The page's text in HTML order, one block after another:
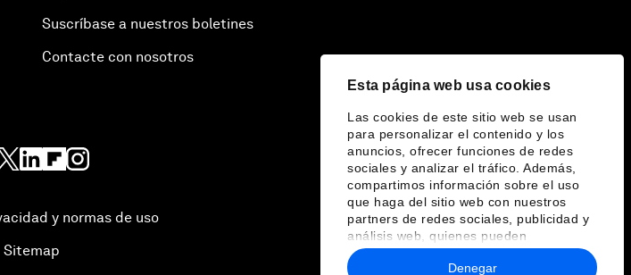
Esta página web usa cookies
Las cookies de este sitio web se usan
para personalizar el contenido y los
anuncios, ofrecer funciones de redes
sociales y analizar el tráfico. Además,
compartimos información sobre el uso
que haga del sitio web con nuestros
partners de redes sociales, publicidad y
análisis web, quienes pueden
combinarla con otra información que les
haya proporcionado o que hayan
Denegar
Suscríbase a nuestros boletines
Contacte con nosotros
y normas de uso
Sitemap